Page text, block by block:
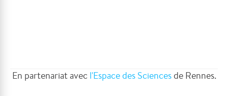
En partenariat avec l'Espace des Sciences de Rennes.